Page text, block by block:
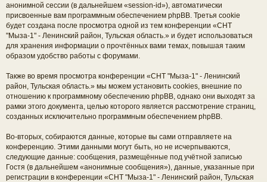
анонимной сессии (в дальнейшем «session-id»), автоматически
присвоенные вам программным обеспечением phpBB. Третья cookie
будет создана после просмотра одной из тем конференции «СНТ
"Мыза-1" - Ленинский район, Тульская область.» и будет использоваться
для хранения информации о прочтённых вами темах, повышая таким
образом удобство работы с форумами.
Также во время просмотра конференции «СНТ "Мыза-1" - Ленинский
район, Тульская область.» мы можем установить cookies, внешние по
отношению к программному обеспечению phpBB, однако они выходят за
рамки этого документа, целью которого является рассмотрение страниц,
созданных исключительно программным обеспечением phpBB.
Во-вторых, собираются данные, которые вы сами отправляете на
конференцию. Этими данными могут быть, но не исчерпываются,
следующие данные: сообщения, размещённые под учётной записью
Гостя (в дальнейшем «анонимные сообщения»), данные, указанные при
регистрации в конференции «СНТ "Мыза-1" - Ленинский район, Тульская